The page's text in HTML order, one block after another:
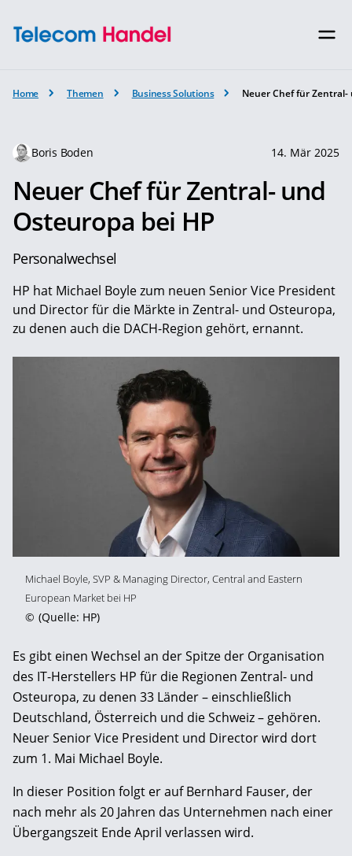
Home Themen Business Solutions Neuer Chef für Zentral-
Boris Boden 14. Mär 2025
Neuer Chef für Zentral- und
Osteuropa bei HP
Personalwechsel
HP hat Michael Boyle zum neuen Senior Vice President
und Director für die Märkte in Zentral- und Osteuropa,
zu denen auch die DACH-Region gehört, ernannt.
Michael Boyle, SVP & Managing Director, Central and Eastern
European Market bei HP
© (Quelle: HP)
Es gibt einen Wechsel an der Spitze der Organisation
des IT-Herstellers HP für die Regionen Zentral- und
Osteuropa, zu denen 33 Länder – einschließlich
Deutschland, Österreich und die Schweiz – gehören.
Neuer Senior Vice President und Director wird dort
zum 1. Mai Michael Boyle.
In dieser Position folgt er auf Bernhard Fauser, der
nach mehr als 20 Jahren das Unternehmen nach einer
Übergangszeit Ende April verlassen wird.